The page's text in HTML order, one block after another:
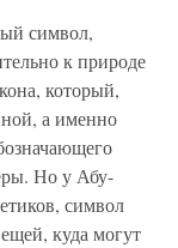
символ,
к природе
который,
а именно
Но у Абу-
символ
куда могут